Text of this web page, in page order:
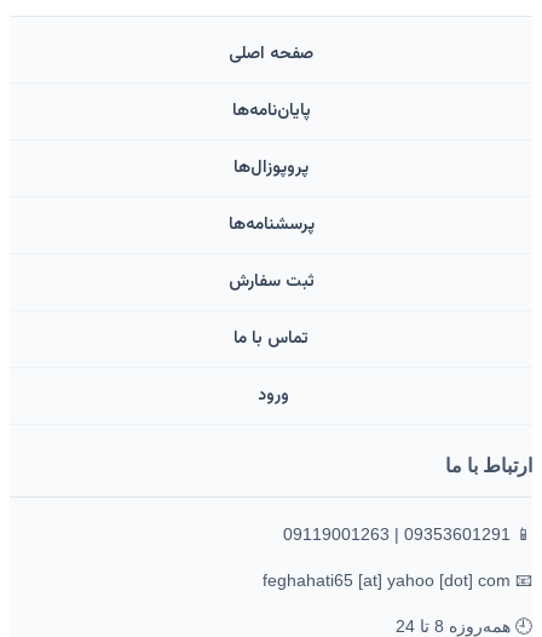
صفحه اصلی
پایان‌نامه‌ها
پروپوزال‌ها
پرسشنامه‌ها
ثبت سفارش
تماس با ما
ورود ‌
ارتباط با ما
📱 09353601291 | 09119001263
📧 feghahati65 [at] yahoo [dot] com
🕘 همه‌روزه 8 تا 24